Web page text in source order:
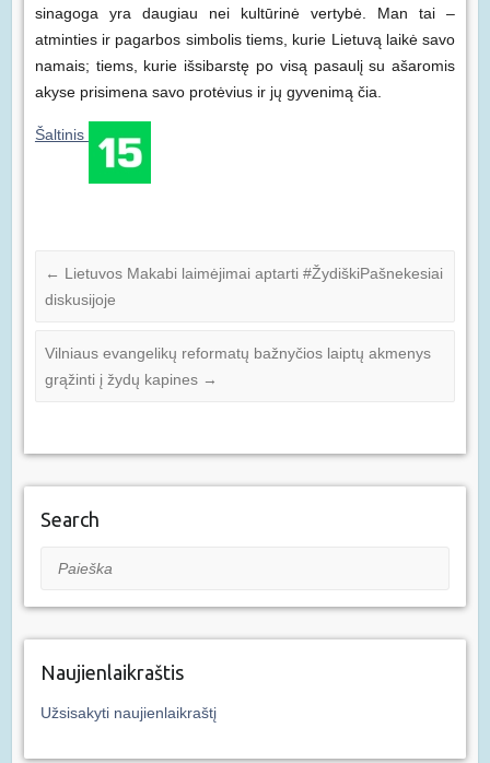
sinagoga yra daugiau nei kultūrinė vertybė. Man tai –
atminties ir pagarbos simbolis tiems, kurie Lietuvą laikė savo
namais; tiems, kurie išsibarstę po visą pasaulį su ašaromis
akyse prisimena savo protėvius ir jų gyvenimą čia.
Šaltinis
← Lietuvos Makabi laimėjimai aptarti #ŽydiškiPašnekesiai
diskusijoje
Vilniaus evangelikų reformatų bažnyčios laiptų akmenys
grąžinti į žydų kapines →
Search
Paieška
Naujienlaikraštis
Užsisakyti naujienlaikraštį